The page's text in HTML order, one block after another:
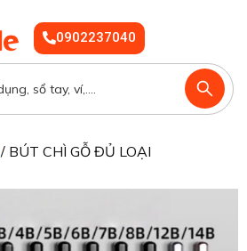
0902237040
/ BÚT CHÌ GỖ ĐỦ LOẠI